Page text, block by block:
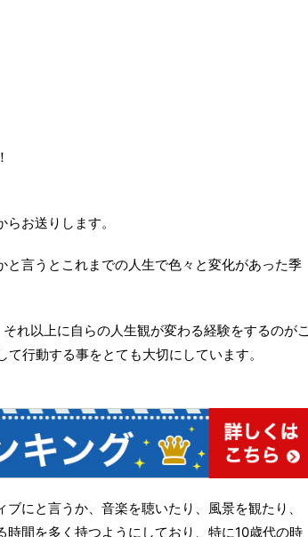
お送りします。
言うとこれまでの人生で色々と変化があった季
れ以上に自らの人生観が変わる経験をするのがこ
行動する事をとても大切にしています。
にと言うか、音楽を聴いたり、風景を観たり、
間を多く持つようにしており、特に10歳代の時